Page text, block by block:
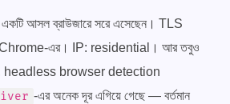
আসল ব্রাউজারে সরে এসেছেন। TLS
Chrome-এর। IP: residential। আর তবুও
headless browser detection
-এর অনেক দূর এগিয়ে গেছে — বর্তমান